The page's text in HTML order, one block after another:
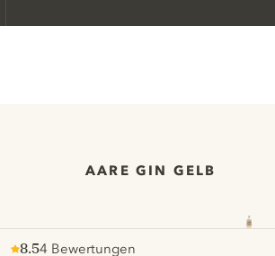
AARE GIN GELB
8.54 Bewertungen